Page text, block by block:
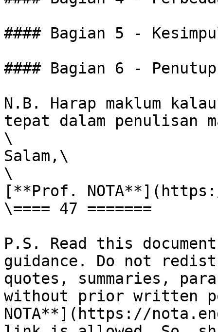
#### Bagian 5 -
#### Bagian 6 -
N.B. Harap maklum
tepat dalam
\
Salam,\
\
[**Prof.
\==== 47 =======
P.S. Read this
guidance. Do not
quotes, summaries,
without prior written
NOTA**](https://